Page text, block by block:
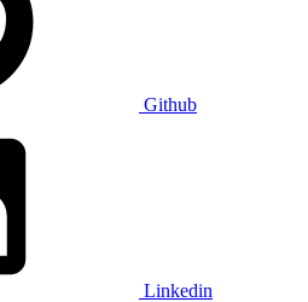
Github
Linkedin